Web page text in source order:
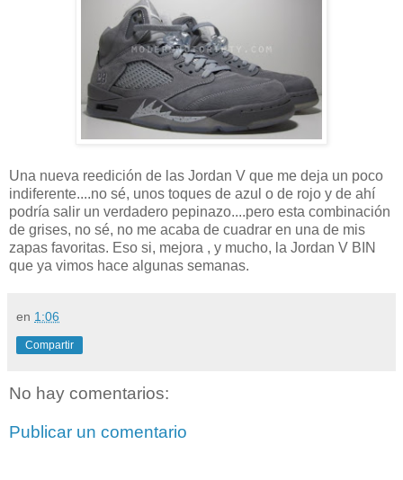
Una nueva reedición de las Jordan V que me deja un poco
indiferente....no sé, unos toques de azul o de rojo y de ahí
podría salir un verdadero pepinazo....pero esta combinación
de grises, no sé, no me acaba de cuadrar en una de mis
zapas favoritas. Eso si, mejora , y mucho, la Jordan V BIN
que ya vimos hace algunas semanas.
en 1:06
Compartir
No hay comentarios:
Publicar un comentario